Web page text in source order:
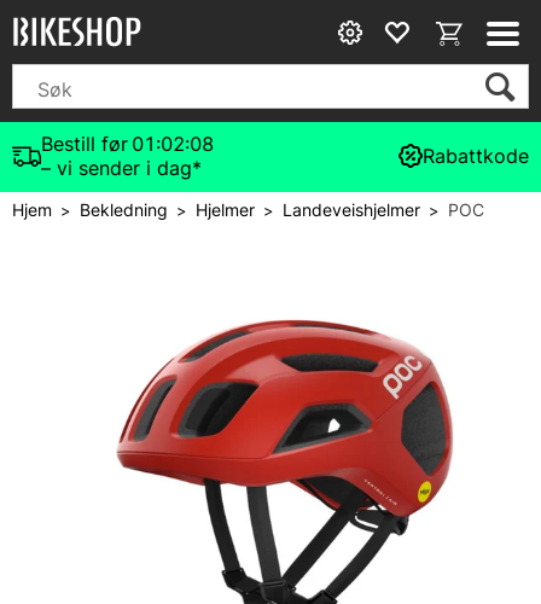
Bestill før 01:02:07
– vi sender i dag*
Rabattkode
Hjem> Bekledning > Hjelmer> Landeveishjelmer> POC